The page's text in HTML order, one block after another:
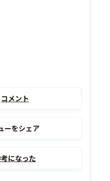
コメント
ーをシェア
になった